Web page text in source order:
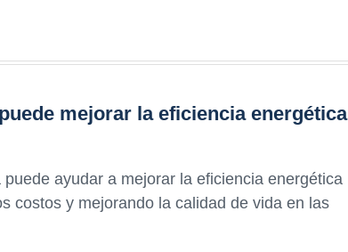
mejorar la eficiencia energética
ayudar a mejorar la eficiencia energética
costos y mejorando la calidad de vida en las